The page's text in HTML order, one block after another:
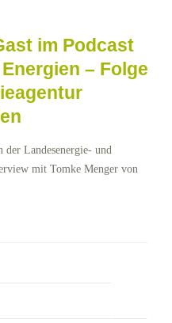
im Podcast
– Folge
der Landesenergie- und
mit Tomke Menger von